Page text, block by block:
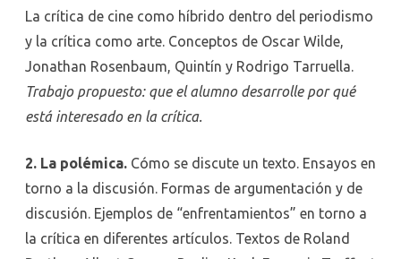
La crítica de cine como híbrido dentro del periodismo
y la crítica como arte. Conceptos de Oscar Wilde,
Jonathan Rosenbaum, Quintín y Rodrigo Tarruella.
Trabajo propuesto: que el alumno desarrolle por qué
está interesado en la crítica.
2. La polémica. Cómo se discute un texto. Ensayos en
torno a la discusión. Formas de argumentación y de
discusión. Ejemplos de “enfrentamientos” en torno a
la crítica en diferentes artículos. Textos de Roland